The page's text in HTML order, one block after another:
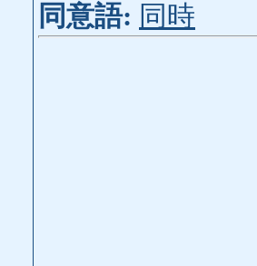
同意語: 同時